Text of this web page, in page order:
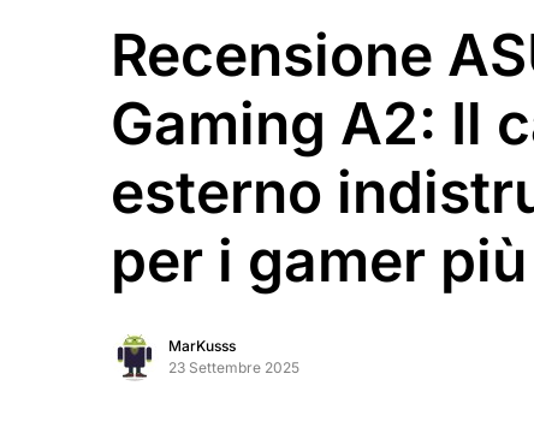
Recensione
Gaming A2: Il
esterno
per i gamer
MarKusss
23 Settembre 2025